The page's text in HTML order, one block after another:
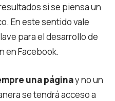
si se piensa un
En este sentido vale
para el desarrollo de
en Facebook.
una páginay no un
se tendrá acceso a